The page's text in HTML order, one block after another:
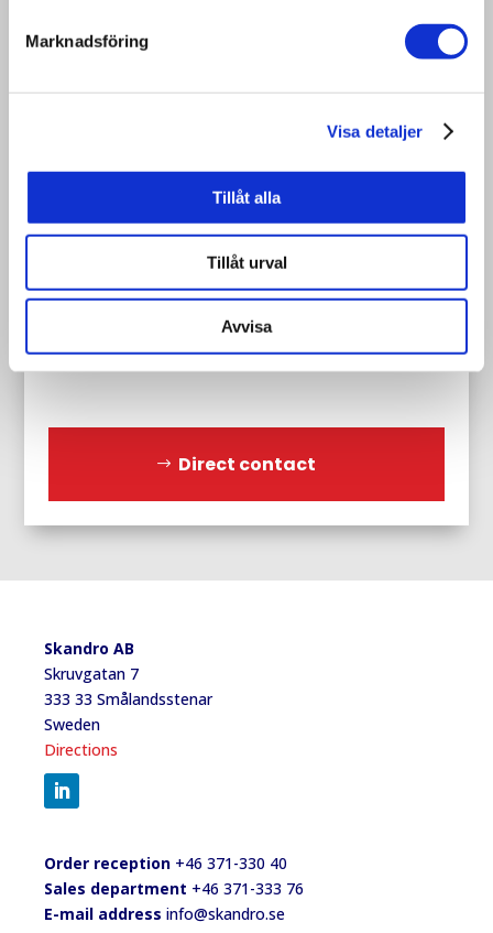
Marknadsföring
Visa detaljer
Tillåt alla
Tillåt urval
Avvisa
Heat
ISPM15:
evenly
distributed:
600 kg
Direct contact
Skandro AB
Skruvgatan 7
333 33 Smålandsstenar
Sweden
Directions
Order reception +46 371-330 40
Sales department +46 371-333 76
E-mail address info@skandro.se